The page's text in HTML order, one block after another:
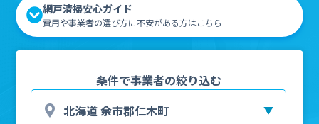
網戸清掃安心ガイド
費用や事業者の選び方に不安がある方はこちら
条件で事業者の絞り込む